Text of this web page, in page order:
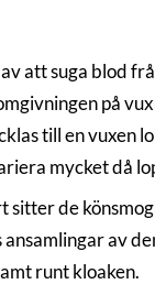
att suga blod
på
till en vuxen
mycket då
sitter de
av
runt kloaken.